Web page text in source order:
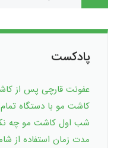
پادکست
عفونت قارچی پس از
کاشت مو با دستگاه
شب اول کاشت مو چه
مدت زمان استفاده از